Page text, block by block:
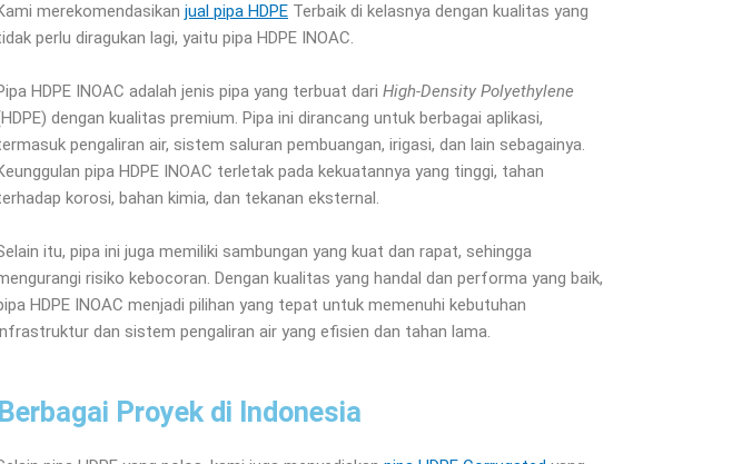
merekomendasikan jual pipa HDPE Terbaik di kelasnya dengan kualitas yang
perlu diragukan lagi, yaitu pipa HDPE INOAC.
HDPE INOAC adalah jenis pipa yang terbuat dari High-Density Polyethylene
dengan kualitas premium. Pipa ini dirancang untuk berbagai aplikasi,
pengaliran air, sistem saluran pembuangan, irigasi, dan lain sebagainya.
pipa HDPE INOAC terletak pada kekuatannya yang tinggi, tahan
korosi, bahan kimia, dan tekanan eksternal.
itu, pipa ini juga memiliki sambungan yang kuat dan rapat, sehingga
risiko kebocoran. Dengan kualitas yang handal dan performa yang baik,
HDPE INOAC menjadi pilihan yang tepat untuk memenuhi kebutuhan
dan sistem pengaliran air yang efisien dan tahan lama.
Proyek di Indonesia